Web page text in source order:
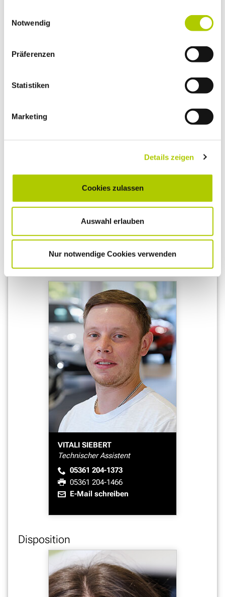
Notwendig
Präferenzen
Statistiken
Marketing
Details zeigen
Cookies zulassen
Auswahl erlauben
Nur notwendige Cookies verwenden
MELANIE GROSSE
05361 204-1466
E-Mail schreiben
VITALI SIEBERT
Technischer Assistent
05361 204-1373
05361 204-1466
E-Mail schreiben
Disposition